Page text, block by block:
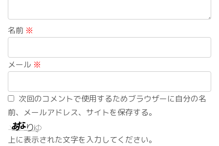
名前 ※
メール ※
次回のコメントで使用するためブラウザーに自分の名
前、メールアドレス、サイトを保存する。
上に表示された文字を入力してください。